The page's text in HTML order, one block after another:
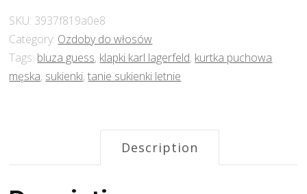
SKU: 3937f819a0e8
Category: Ozdoby do włosów
Tags: bluza guess, klapki karl lagerfeld, kurtka puchowa
męska, sukienki,tanie sukienki letnie
Description